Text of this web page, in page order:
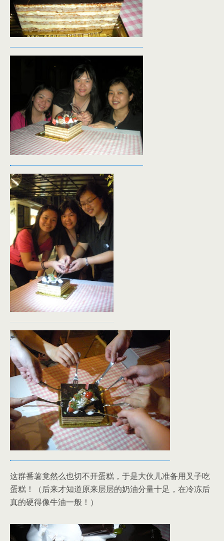
这群番薯竟然么也切不开蛋糕，于是大伙儿准备用叉子吃
蛋糕！（后来才知道原来层层的奶油分量十足，在冷冻后
真的硬得像牛油一般！）